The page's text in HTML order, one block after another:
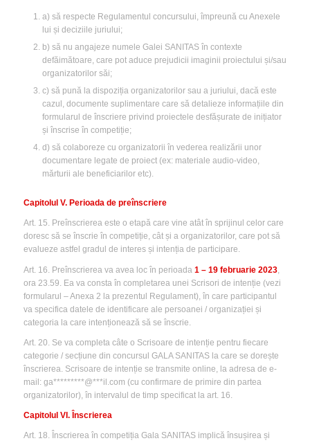
a) să respecte Regulamentul concursului, împreună cu Anexele
lui și deciziile juriului;
b) să nu angajeze numele Galei SANITAS în contexte
defăimătoare, care pot aduce prejudicii imaginii proiectului și/sau
organizatorilor săi;
c) să pună la dispoziția organizatorilor sau a juriului, dacă este
cazul, documente suplimentare care să detalieze informațiile din
formularul de înscriere privind proiectele desfășurate de inițiator
și înscrise în competiție;
d) să colaboreze cu organizatorii în vederea realizării unor
documentare legate de proiect (ex: materiale audio-video,
mărturii ale beneficiarilor etc).
Capitolul V. Perioada de preînscriere
Art. 15. Preînscrierea este o etapă care vine atât în sprijinul celor care
doresc să se înscrie în competiție, cât și a organizatorilor, care pot să
evalueze astfel gradul de interes și intenția de participare.
Art. 16. Preînscrierea va avea loc în perioada 1 – 19 februarie 2023,
ora 23.59. Ea va consta în completarea unei Scrisori de intenție (vezi
formularul – Anexa 2 la prezentul Regulament), în care participantul
va specifica datele de identificare ale persoanei / organizației și
categoria la care intenționează să se înscrie.
Art. 20. Se va completa câte o Scrisoare de intenție pentru fiecare
categorie / secțiune din concursul GALA SANITAS la care se dorește
înscrierea. Scrisoare de intenție se transmite online, la adresa de e-
mail: ga*********@***il.com (cu confirmare de primire din partea
organizatorilor), în intervalul de timp specificat la art. 16.
Capitolul VI. Înscrierea
Art. 18. Înscrierea în competiția Gala SANITAS implică însușirea și